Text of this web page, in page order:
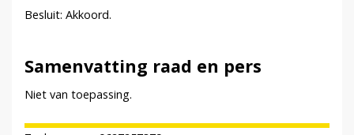
Besluit: Akkoord.
Samenvatting raad en pers
Niet van toepassing.